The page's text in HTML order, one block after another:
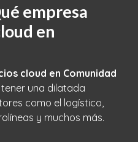
empresa
en
cloud en Comunidad
una dilatada
como el logístico,
y muchos más.